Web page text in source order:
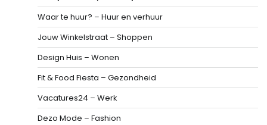
Waar te huur? – Huur en verhuur
Jouw Winkelstraat – Shoppen
Design Huis – Wonen
Fit & Food Fiesta – Gezondheid
Vacatures24 – Werk
Dezo Mode – Fashion